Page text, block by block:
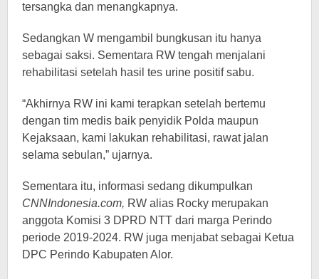
tersangka dan menangkapnya.
Sedangkan W mengambil bungkusan itu hanya
sebagai saksi. Sementara RW tengah menjalani
rehabilitasi setelah hasil tes urine positif sabu.
“Akhirnya RW ini kami terapkan setelah bertemu
dengan tim medis baik penyidik ​​Polda maupun
Kejaksaan, kami lakukan rehabilitasi, rawat jalan
selama sebulan,” ujarnya.
Sementara itu, informasi sedang dikumpulkan
CNNIndonesia.com, RW alias Rocky merupakan
anggota Komisi 3 DPRD NTT dari marga Perindo
periode 2019-2024. RW juga menjabat sebagai Ketua
DPC Perindo Kabupaten Alor.